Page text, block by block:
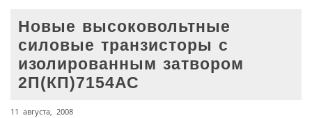
Новые высоковольтные
силовые транзисторы с
изолированным затвором
2П(КП)7154АС
11 августа, 2008